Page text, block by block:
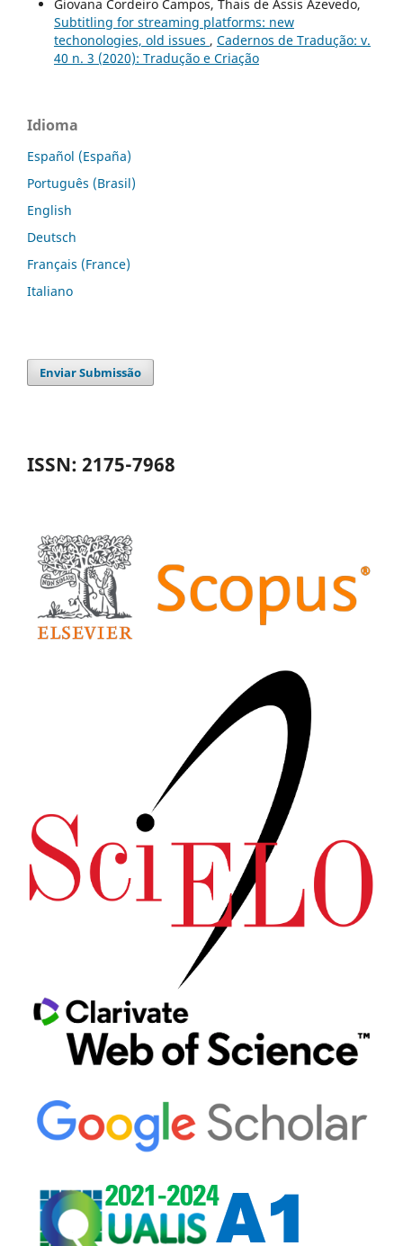
Giovana Cordeiro Campos, Thais de Assis Azevedo,
Subtitling for streaming platforms: new
techonologies, old issues , Cadernos de Tradução: v.
40 n. 3 (2020): Tradução e Criação
Idioma
Español (España)
Português (Brasil)
English
Deutsch
Français (France)
Italiano
Enviar Submissão
ISSN: 2175-7968